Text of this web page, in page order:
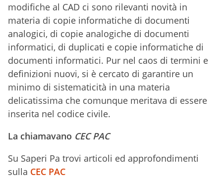
modifiche al CAD ci sono rilevanti novità in
materia di copie informatiche di documenti
analogici, di copie analogiche di documenti
informatici, di duplicati e copie informatiche di
documenti informatici. Pur nel caos di termini e
definizioni nuovi, si è cercato di garantire un
minimo di sistematicità in una materia
delicatissima che comunque meritava di essere
inserita nel codice civile.
La chiamavano CEC PAC
Su Saperi Pa trovi articoli ed approfondimenti
sulla CEC PAC